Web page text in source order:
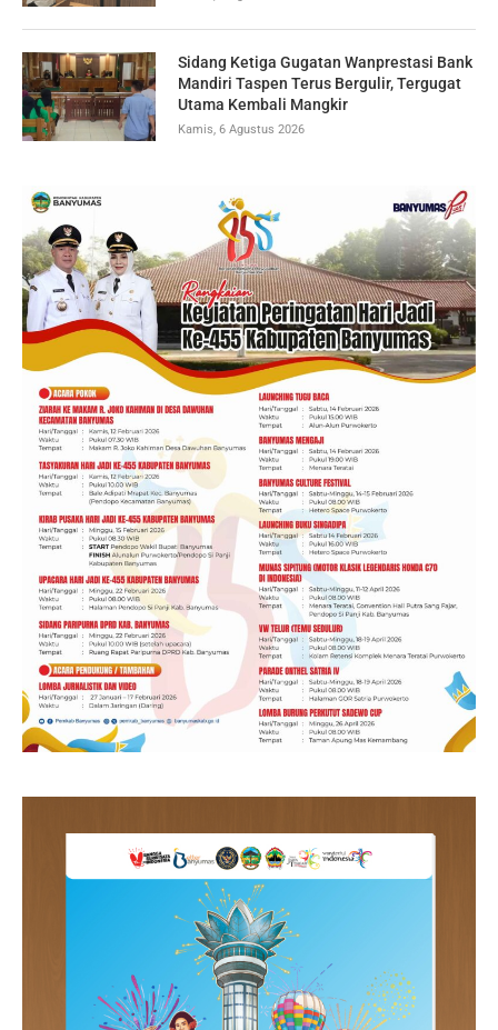
Sidang Ketiga Gugatan Wanprestasi Bank
Mandiri Taspen Terus Bergulir, Tergugat
Utama Kembali Mangkir
Kamis, 6 Agustus 2026